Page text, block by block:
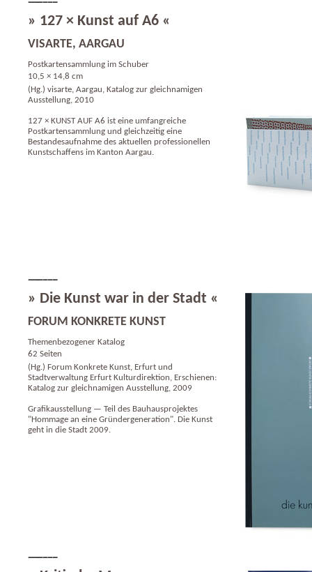
» 127 × Kunst auf A6 «
VISARTE, AARGAU
Postkartensammlung im Schuber
10,5 × 14,8 cm
(Hg.) visarte, Aargau, Katalog zur gleichnamigen
Ausstellung, 2010
127 × KUNST AUF A6 ist eine umfangreiche
Postkartensammlung und gleichzeitig eine
Bestandesaufnahme des aktuellen professionellen
Kunstschaffens im Kanton Aargau.
» Die Kunst war in der Stadt «
FORUM KONKRETE KUNST
Themenbezogener Katalog
62 Seiten
(Hg.) Forum Konkrete Kunst, Erfurt und
Stadtverwaltung Erfurt Kulturdirektion, Erschienen:
Katalog zur gleichnamigen Ausstellung, 2009
Grafikausstellung — Teil des Bauhausprojektes
"Hommage an eine Gründergeneration". Die Kunst
geht in die Stadt 2009.